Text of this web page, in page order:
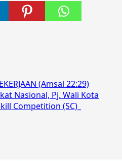
(Amsal 22:29)
Nasional, Pj. Wali Kota
Competition (SC)_